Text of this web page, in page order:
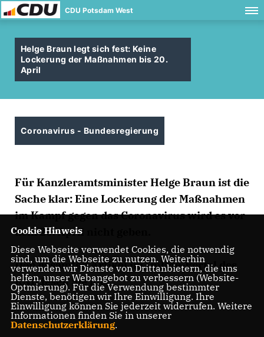
CDU Potsdam West
Helge Braun legt sich fest: Keine
Lockerung der Maßnahmen bis 20.
April
Coronavirus - Bundesregierung
Für Kanzleramtsminister Helge Braun ist die
Sache klar: Eine Lockerung der Maßnahmen
im Kampf gegen das Coronavirus wird es vor
dem 20. April nicht geben.
Den gesamten Artikel im Online-Portal des
RND lesen Siehier.
Cookie Hinweis
Diese Webseite verwendet Cookies, die notwendig
sind, um die Webseite zu nutzen. Weiterhin
verwenden wir Dienste von Drittanbietern, die uns
helfen, unser Webangebot zu verbessern (Website-
Optmierung). Für die Verwendung bestimmter
Dienste, benötigen wir Ihre Einwilligung. Ihre
Einwilligung können Sie jederzeit widerrufen. Weitere
Informationen finden Sie in unserer
Datenschutzerklärung.